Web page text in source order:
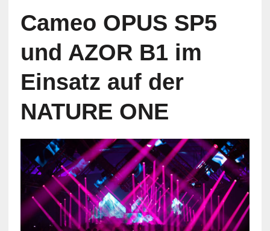
Cameo OPUS SP5
und AZOR B1 im
Einsatz auf der
NATURE ONE